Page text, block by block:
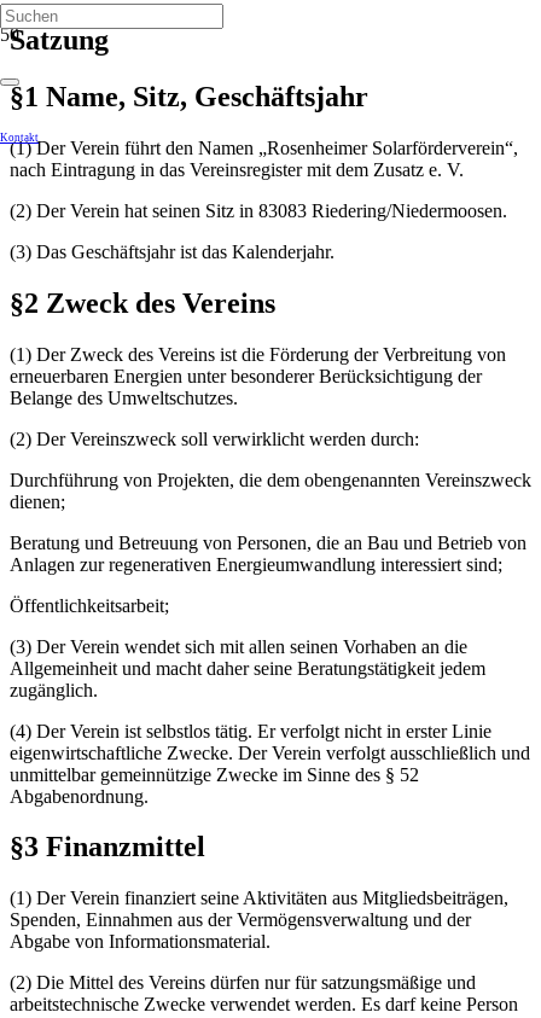
Kontakt
Satzung
§1 Name, Sitz, Geschäftsjahr
(1) Der Verein führt den Namen „Rosenheimer Solarförderverein“,
nach Eintragung in das Vereinsregister mit dem Zusatz e. V.
(2) Der Verein hat seinen Sitz in 83083 Riedering/Niedermoosen.
(3) Das Geschäftsjahr ist das Kalenderjahr.
§2 Zweck des Vereins
(1) Der Zweck des Vereins ist die Förderung der Verbreitung von
erneuerbaren Energien unter besonderer Berücksichtigung der
Belange des Umweltschutzes.
(2) Der Vereinszweck soll verwirklicht werden durch:
Durchführung von Projekten, die dem obengenannten Vereinszweck
dienen;
Beratung und Betreuung von Personen, die an Bau und Betrieb von
Anlagen zur regenerativen Energieumwandlung interessiert sind;
Öffentlichkeitsarbeit;
(3) Der Verein wendet sich mit allen seinen Vorhaben an die
Allgemeinheit und macht daher seine Beratungstätigkeit jedem
zugänglich.
(4) Der Verein ist selbstlos tätig. Er verfolgt nicht in erster Linie
eigenwirtschaftliche Zwecke. Der Verein verfolgt ausschließlich und
unmittelbar gemeinnützige Zwecke im Sinne des § 52
Abgabenordnung.
§3 Finanzmittel
(1) Der Verein finanziert seine Aktivitäten aus Mitgliedsbeiträgen,
Spenden, Einnahmen aus der Vermögensverwaltung und der
Abgabe von Informationsmaterial.
(2) Die Mittel des Vereins dürfen nur für satzungsmäßige und
arbeitstechnische Zwecke verwendet werden. Es darf keine Person